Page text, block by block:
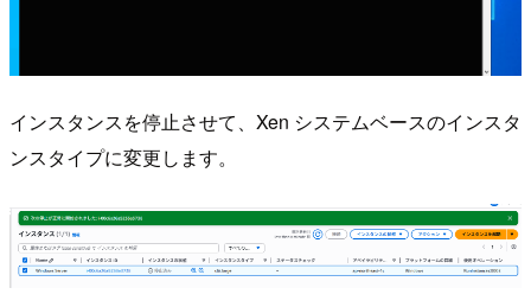
インスタンスを停止させて、Xen システムベースのインスタ
ンスタイプに変更します。